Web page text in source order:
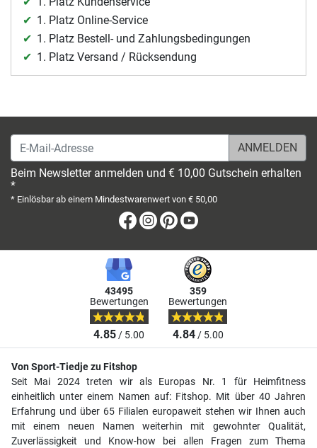
1. Platz Online-Service
1. Platz Bestell- und Zahlungsbedingungen
1. Platz Versand / Rücksendung
E-Mail-Adresse
Beim Newsletter anmelden und € 10,00 Gutschein erhalten
*
* Einlösbar ab einem Mindestwarenwert von € 50,00
Facebook
Instagram
Pinterest
43495
Bewertungen
4.85/ 5.00
359
Bewertungen
4.84/ 5.00
Von Sport-Tiedje zu Fitshop
Seit Mai 2024 treten wir als Europas Nr. 1 für Heimfitness
einheitlich unter einem Namen auf: Fitshop. Mit über 40 Jahren
Erfahrung und über 65 Filialen europaweit stehen wir Ihnen auch
mit einem neuen Namen weiterhin mit gewohnter Qualität,
Zuverlässigkeit und Know-how bei allen Fragen zum Thema